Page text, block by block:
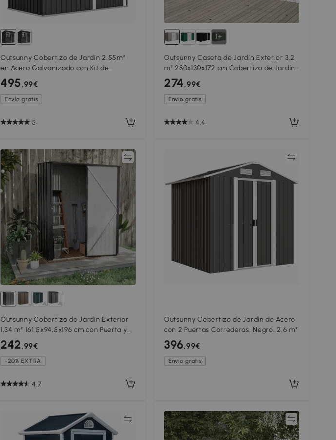
Outsunny Cobertizo de Jardín 2.55m²
en Acero Galvanizado con Kit de
Cimentación Puerta con Cierre Tejado
Inclinado Gris
495,99€
Envío gratis
5
1+
Outsunny Caseta de Jardín Exterior 3,2
m² 280x130x172 cm Cobertizo de Jardín
con Puertas Correderas y Ventilaciones
Gris Claro
274,99€
Envío gratis
4.4
Comparar
Outsunny Cobertizo de Jardín Exterior
1,34 m² 161,5x94,5x196 cm con Puerta y
Cerradura para Almacenamiento de
Herramientas Negro
242,99€
-20% EXTRA
4.7
Outsunny Cobertizo de Jardín de Acero
con 2 Puertas Correderas, Negro, 2,6 m²
396,99€
Envío gratis
Comparar Comparar